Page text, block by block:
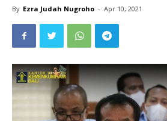
By Ezra Judah Nugroho - Apr 10, 2021